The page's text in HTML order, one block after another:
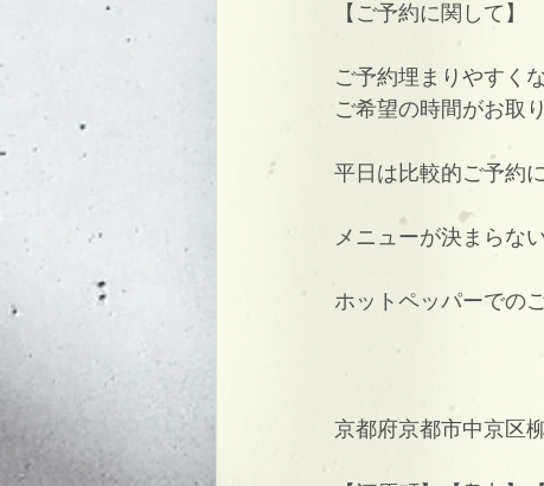
【ご予約に関して】
ご予約埋まりやすく
ご希望の時間がお取
平日は比較的ご予約
メニューが決まらな
ホットペッパーでの
京都府京都市中京区